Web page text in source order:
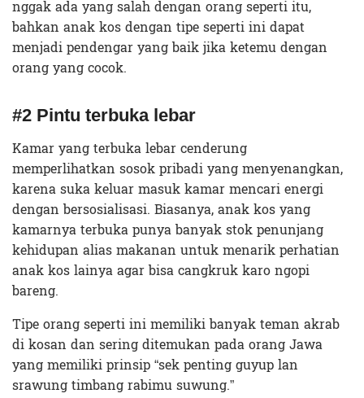
nggak ada yang salah dengan orang seperti itu,
bahkan anak kos dengan tipe seperti ini dapat
menjadi pendengar yang baik jika ketemu dengan
orang yang cocok.
#2 Pintu terbuka lebar
Kamar yang terbuka lebar cenderung
memperlihatkan sosok pribadi yang menyenangkan,
karena suka keluar masuk kamar mencari energi
dengan bersosialisasi. Biasanya, anak kos yang
kamarnya terbuka punya banyak stok penunjang
kehidupan alias makanan untuk menarik perhatian
anak kos lainya agar bisa cangkruk karo ngopi
bareng.
Tipe orang seperti ini memiliki banyak teman akrab
di kosan dan sering ditemukan pada orang Jawa
yang memiliki prinsip “sek penting guyup lan
srawung timbang rabimu suwung.”